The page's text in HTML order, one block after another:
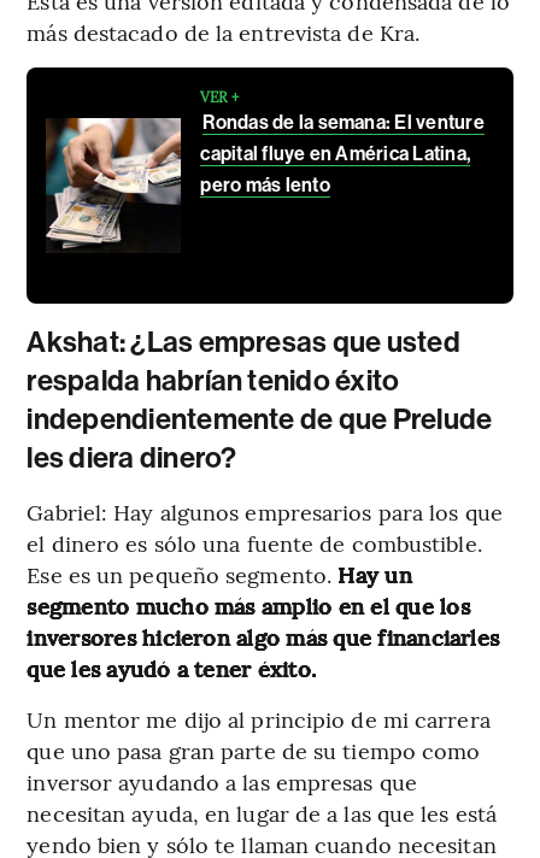
más destacado de la entrevista de Kra.
VER +
Rondas de la semana: El venture
capital fluye en América Latina,
pero más lento
Akshat: ¿Las empresas que usted
respalda habrían tenido éxito
independientemente de que Prelude
les diera dinero?
Gabriel: Hay algunos empresarios para los que
el dinero es sólo una fuente de combustible.
Ese es un pequeño segmento. Hay un
segmento mucho más amplio en el que los
inversores hicieron algo más que financiarles
que les ayudó a tener éxito.
Un mentor me dijo al principio de mi carrera
que uno pasa gran parte de su tiempo como
inversor ayudando a las empresas que
necesitan ayuda, en lugar de a las que les está
yendo bien y sólo te llaman cuando necesitan